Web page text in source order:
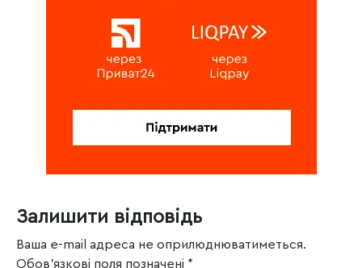
Залишити відповідь
Ваша e-mail адреса не оприлюднюватиметься.
Обов’язкові поля позначені *